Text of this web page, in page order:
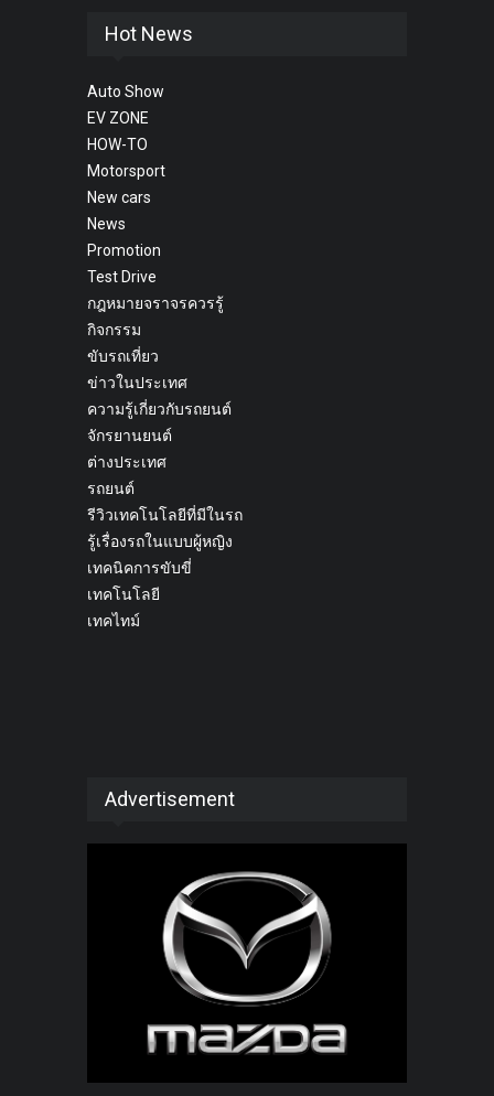
Hot News
Auto Show
EV ZONE
HOW-TO
Motorsport
New cars
News
Promotion
Test Drive
กฎหมายจราจรควรรู้
กิจกรรม
ขับรถเที่ยว
ข่าวในประเทศ
ความรู้เกี่ยวกับรถยนต์
จักรยานยนต์
ต่างประเทศ
รถยนต์
รีวิวเทคโนโลยีที่มีในรถ
รู้เรื่องรถในแบบผู้หญิง
เทคนิคการขับขี่
เทคโนโลยี
เทคไทม์
Advertisement